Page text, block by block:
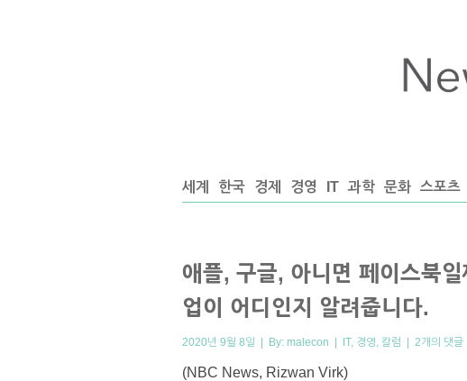
세계 한국 경제 경영 IT 과학 문화 스포츠
애플, 구글, 아니면 페이스북
업이 어디인지 알려줍니다.
2020년 9월 8일 | By: malecon | IT, 경영, 칼럼 | 2개의 댓글
(NBC News, Rizwan Virk)